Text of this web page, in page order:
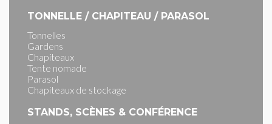
TONNELLE / CHAPITEAU / PARASOL
Tonnelles
Gardens
Chapiteaux
Tente nomade
Parasol
Chapiteaux de stockage
STANDS, SCÈNES & CONFÉRENCE